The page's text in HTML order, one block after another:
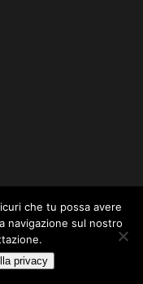
DA
che tu possa avere
navigazione sul nostro
privacy